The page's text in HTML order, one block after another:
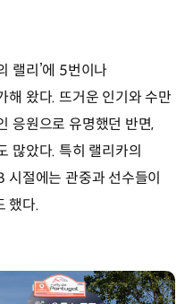
랠리’에 5번이나
해 왔다. 뜨거운 인기와 수만
응원으로 유명했던 반면,
많았다. 특히 랠리카의
절에는 관중과 선수들이
했다.